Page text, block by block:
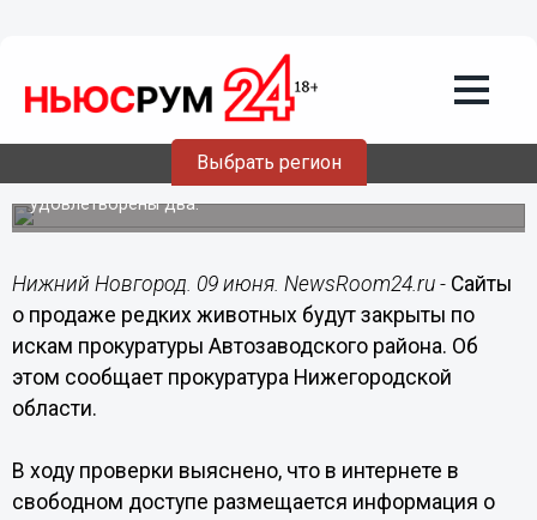
Выбрать регион
Сайты о продаже редких животных
будут закрыты по искам
нижегородской прокуратуры
Из 7 исков Автозаводской районной прокуратуры уже
удовлетворены два.
Нижний Новгород. 09 июня. NewsRoom24.ru - Сайты
о продаже редких животных будут закрыты по
искам прокуратуры Автозаводского района. Об
этом сообщает прокуратура Нижегородской
области.
В ходу проверки выяснено, что в интернете в
свободном доступе размещается информация о